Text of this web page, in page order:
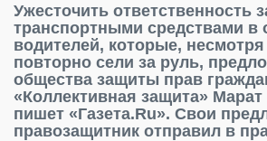
Ужесточить ответственность
транспортными средствами в
водителей, которые, несмотря
повторно сели за руль,
общества защиты прав
«Коллективная защита»
пишет «Газета.Ru». Свои
правозащитник отправил в